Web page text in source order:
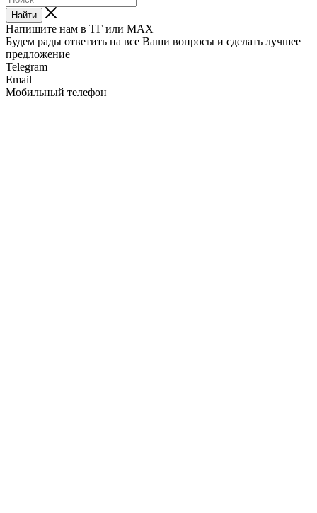
Найти
Напишите нам в ТГ или MAX
Будем рады ответить на все Ваши вопросы и сделать лучшее
предложение
Telegram
Email
Мобильный телефон